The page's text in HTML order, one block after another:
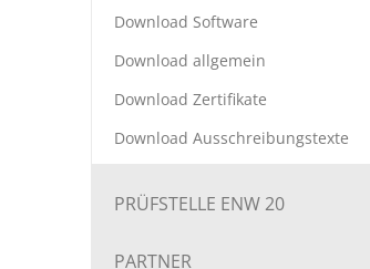
Download Software
Download allgemein
Download Zertifikate
Download Ausschreibungstexte
PRÜFSTELLE ENW 20
PARTNER